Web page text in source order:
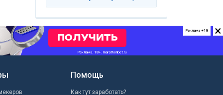
×
Реклама +18
Помощь
Как тут заработать?